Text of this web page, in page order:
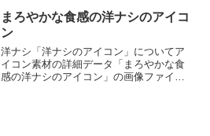
まろやかな食感の洋ナシのアイコ
ン
洋ナシ「洋ナシのアイコン」についてア
イコン素材の詳細データ「まろやかな食
感の洋ナシのアイコン」の画像ファイル